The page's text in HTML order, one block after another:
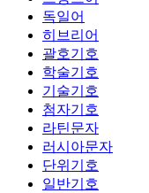
독일어
히브리어
괄호기호
학술기호
기술기호
첨자기호
라틴문자
러시아문자
단위기호
일반기호